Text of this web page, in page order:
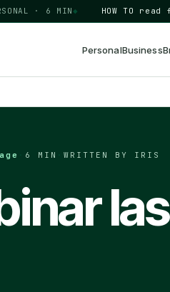
· 6 MIN◆ HOW TO read
PersonalBusiness
6 MIN ·WRITTEN BY IRIS